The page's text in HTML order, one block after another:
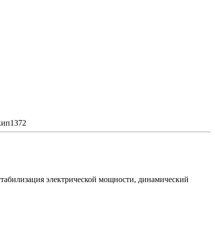
электрической мощности, динамический